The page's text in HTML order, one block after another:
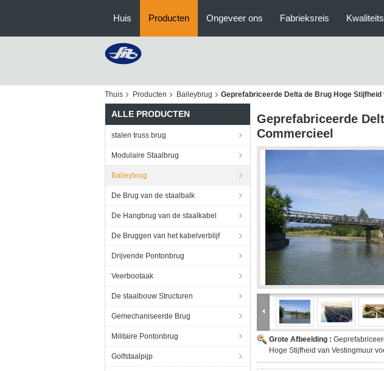
Huis Producten Ongeveer ons Fabrieksreis
Thuis Producten Baileybrug Geprefabriceerde Delta de Brug Hoge
ALLE PRODUCTEN
stalen truss brug
Modulaire Staalbrug
Baileybrug
De Brug van de staalbalk
De Hangbrug van de staalkabel
De Bruggen van het kabelverblijf
Drijvende Pontonbrug
Veerbootaak
De staalbouw Structuren
Gemechaniseerde Brug
Militaire Pontonbrug
Golfstaalpijp
Geprefabriceerde
Commercieel
Grote Afbeelding :
Hoge Stijfheid van Vestingmuur